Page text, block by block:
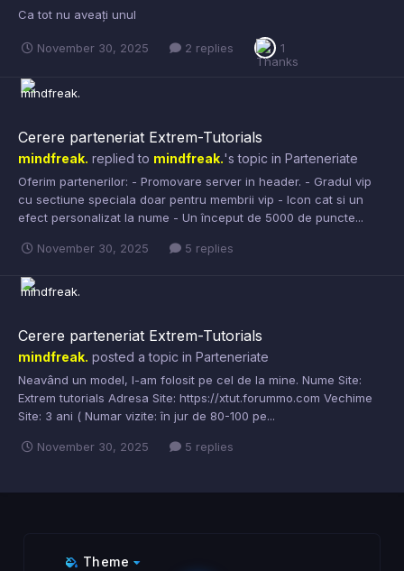
Ca tot nu aveați unul
November 30, 2025 2 replies 1
Cerere parteneriat Extrem-Tutorials
mindfreak. replied to mindfreak.'s topic in Parteneriate
Oferim partenerilor: - Promovare server in header. - Gradul vip
cu sectiune speciala doar pentru membrii vip - Icon cat si un
efect personalizat la nume - Un început de 5000 de puncte...
November 30, 2025 5 replies
Cerere parteneriat Extrem-Tutorials
mindfreak. posted a topic in Parteneriate
Neavând un model, l-am folosit pe cel de la mine. Nume Site:
Extrem tutorials Adresa Site: https://xtut.forummo.com Vechime
Site: 3 ani ( Numar vizite: în jur de 80-100 pe...
November 30, 2025 5 replies
Theme